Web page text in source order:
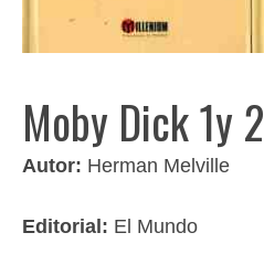
Moby Dick 1y 2
Autor: Herman Melville
Editorial: El Mundo